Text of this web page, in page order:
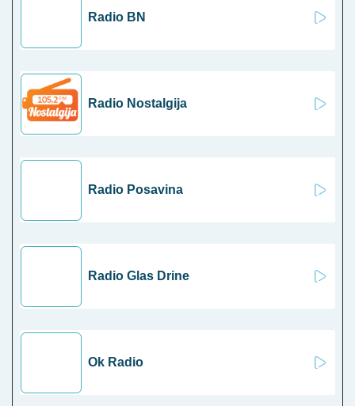
Radio BN
Radio Nostalgija
Radio Posavina
Radio Glas Drine
Ok Radio